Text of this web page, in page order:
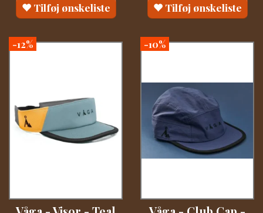
Tilføj ønskeliste Tilføj ønskeliste
-12% -10%